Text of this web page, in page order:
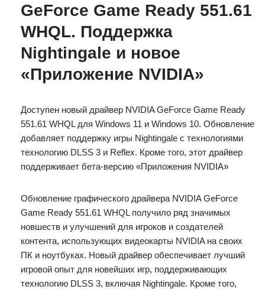
GeForce Game Ready 551.61
WHQL. Поддержка
Nightingale и новое
«Приложение NVIDIA»
Доступен новый драйвер NVIDIA GeForce Game Ready
551.61 WHQL для Windows 11 и Windows 10. Обновление
добавляет поддержку игры Nightingale с технологиями
технологию DLSS 3 и Reflex. Кроме того, этот драйвер
поддерживает бета-версию «Приложения NVIDIA»
Обновление графического драйвера NVIDIA GeForce
Game Ready 551.61 WHQL получило ряд значимых
новшеств и улучшений для игроков и создателей
контента, использующих видеокарты NVIDIA на своих
ПК и ноутбуках. Новый драйвер обеспечивает лучший
игровой опыт для новейших игр, поддерживающих
технологию DLSS 3, включая Nightingale. Кроме того,